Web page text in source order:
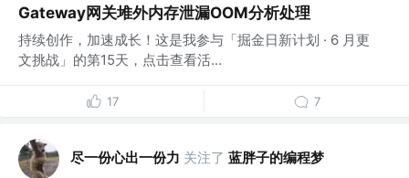
Gateway网关堆外内存泄漏OOM分析处理
持续创作，加速成长！这是我参与「掘金日新计划 · 6 月更
文挑战」的第15天，点击查看活...
17 7
尽一份心出一份力 关注了 蓝胖子的编程梦